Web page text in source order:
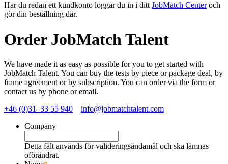
Har du redan ett kundkonto loggar du in i ditt JobMatch Centeroch
gör din beställning där.
Order JobMatch Talent
We have made it as easy as possible for you to get started with
JobMatch Talent. You can buy the tests by piece or package deal, by
frame agreement or by subscription. You can order via the form or
contact us by phone or email.
+46 (0)31–33 55 940
info@jobmatchtalent.com
Company
Detta fält används för valideringsändamål och ska lämnas
oförändrat.